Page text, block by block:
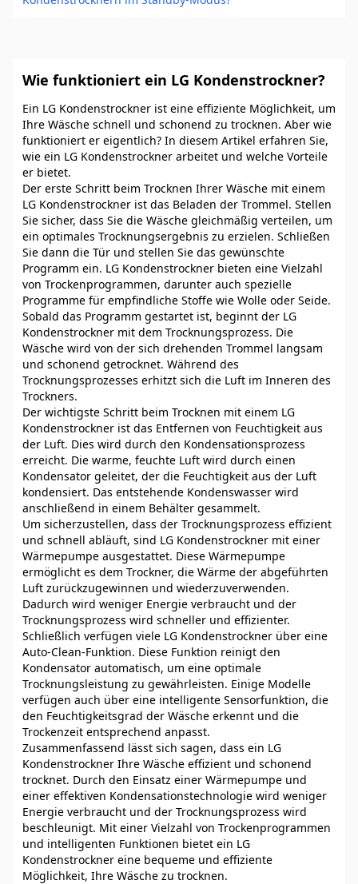
Wie funktioniert ein LG Kondenstrockner?
Ein LG Kondenstrockner ist eine effiziente Möglichkeit, um
Ihre Wäsche schnell und schonend zu trocknen. Aber wie
funktioniert er eigentlich? In diesem Artikel erfahren Sie,
wie ein LG Kondenstrockner arbeitet und welche Vorteile
er bietet.
Der erste Schritt beim Trocknen Ihrer Wäsche mit einem
LG Kondenstrockner ist das Beladen der Trommel. Stellen
Sie sicher, dass Sie die Wäsche gleichmäßig verteilen, um
ein optimales Trocknungsergebnis zu erzielen. Schließen
Sie dann die Tür und stellen Sie das gewünschte
Programm ein. LG Kondenstrockner bieten eine Vielzahl
von Trockenprogrammen, darunter auch spezielle
Programme für empfindliche Stoffe wie Wolle oder Seide.
Sobald das Programm gestartet ist, beginnt der LG
Kondenstrockner mit dem Trocknungsprozess. Die
Wäsche wird von der sich drehenden Trommel langsam
und schonend getrocknet. Während des
Trocknungsprozesses erhitzt sich die Luft im Inneren des
Trockners.
Der wichtigste Schritt beim Trocknen mit einem LG
Kondenstrockner ist das Entfernen von Feuchtigkeit aus
der Luft. Dies wird durch den Kondensationsprozess
erreicht. Die warme, feuchte Luft wird durch einen
Kondensator geleitet, der die Feuchtigkeit aus der Luft
kondensiert. Das entstehende Kondenswasser wird
anschließend in einem Behälter gesammelt.
Um sicherzustellen, dass der Trocknungsprozess effizient
und schnell abläuft, sind LG Kondenstrockner mit einer
Wärmepumpe ausgestattet. Diese Wärmepumpe
ermöglicht es dem Trockner, die Wärme der abgeführten
Luft zurückzugewinnen und wiederzuverwenden.
Dadurch wird weniger Energie verbraucht und der
Trocknungsprozess wird schneller und effizienter.
Schließlich verfügen viele LG Kondenstrockner über eine
Auto-Clean-Funktion. Diese Funktion reinigt den
Kondensator automatisch, um eine optimale
Trocknungsleistung zu gewährleisten. Einige Modelle
verfügen auch über eine intelligente Sensorfunktion, die
den Feuchtigkeitsgrad der Wäsche erkennt und die
Trockenzeit entsprechend anpasst.
Zusammenfassend lässt sich sagen, dass ein LG
Kondenstrockner Ihre Wäsche effizient und schonend
trocknet. Durch den Einsatz einer Wärmepumpe und
einer effektiven Kondensationstechnologie wird weniger
Energie verbraucht und der Trocknungsprozess wird
beschleunigt. Mit einer Vielzahl von Trockenprogrammen
und intelligenten Funktionen bietet ein LG
Kondenstrockner eine bequeme und effiziente
Möglichkeit, Ihre Wäsche zu trocknen.